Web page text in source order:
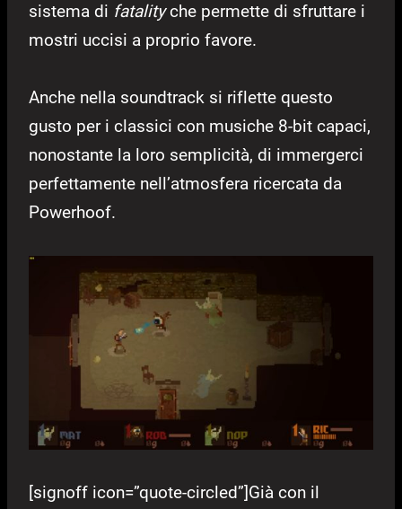
sistema di fatalityche permette di sfruttare i
mostri uccisi a proprio favore.
Anche nella soundtrack si riflette questo
gusto per i classici con musiche 8-bit capaci,
nonostante la loro semplicità, di immergerci
perfettamente nell’atmosfera ricercata da
Powerhoof.
[signoff icon=”quote-circled”]Già con il